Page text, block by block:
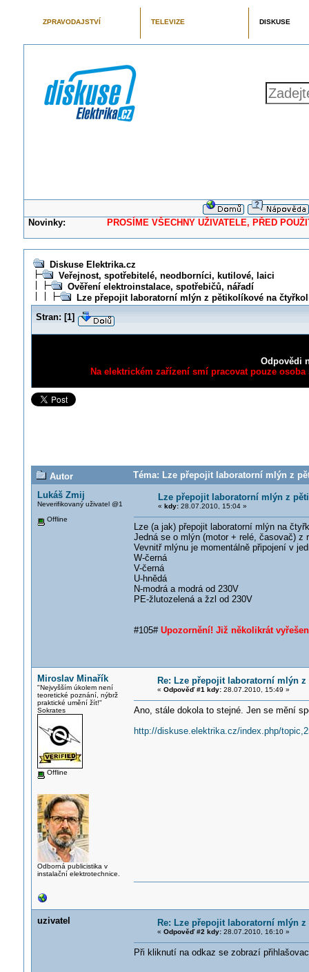
ZPRAVODAJSTVÍ TELEVIZE DISKUSE
Novinky: PROSÍME VŠECHNY UŽIVATELE, PŘED
Diskuse Elektrika.cz
Veřejnost, spotřebitelé, neodborníci, kutilové, laici
Ověření elektroinstalace, spotřebičů, nářadí
Lze přepojit laboratorní mlýn z pětikolíkové na
Stran: [1]
Odpovědi
Na elektrickém zařízení smí pracovat pouze
Autor
Téma: Lze přepojit laboratorní mlýn z
Lukáš Zmij
Neverifikovaný uživatel @1
Offline
Lze přepojit laboratorní mlýn z
« kdy:28.07.2010, 15:04 »
Lze (a jak) přepojit laboratorní mlýn na
Jedná se o mlýn (motor + relé, časovač) z
Vevnitř mlýnu je momentálně připojení v
W-černá
V-černá
U-hnědá
N-modrá a modrá od 230V
PE-žlutozelená a žzl od 230V
#105# Upozornění! Již několikrát
Miroslav Minařík
"Nejvyšším úkolem není
teoretické poznání, nýbrž
praktické umění žít!"
Sokrates
Offline
Odborná publicistika v
instalační elektrotechnice.
Re: Lze přepojit laboratorní mlýn
« Odpověď #1 kdy:28.07.2010, 15:49 »
Ano, stále dokola to stejné. Jen se mění
http://diskuse.elektrika.cz/index.php/
uzivatel Re: Lze přepojit laboratorní mlýn
« Odpověď #2 kdy:28.07.2010, 16:10 »
Při kliknutí na odkaz se zobrazí